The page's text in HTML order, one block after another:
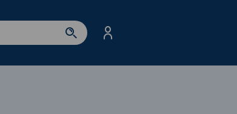
do strony produktów. Spacja – otwórz/